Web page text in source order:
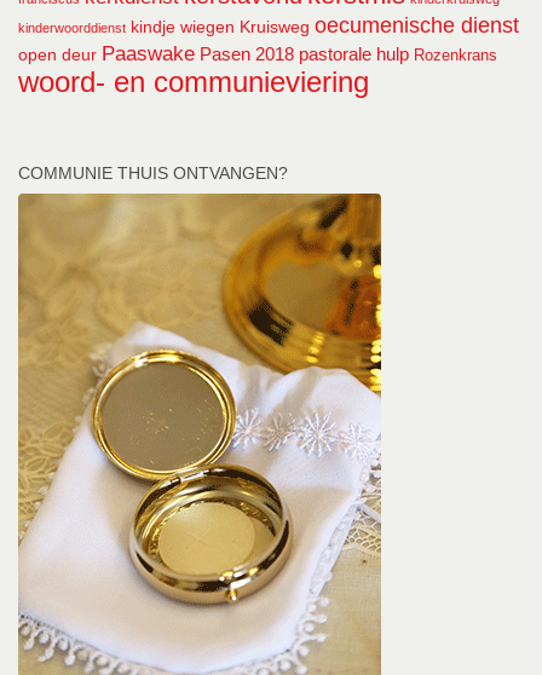
kinderwoorddienst kindje wiegen Kruisweg oecumenische dienst
open deur Paaswake Pasen 2018 pastorale hulp Rozenkrans
woord- en communieviering
COMMUNIE THUIS ONTVANGEN?